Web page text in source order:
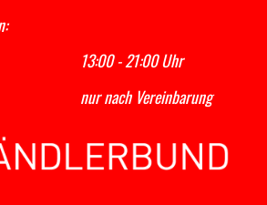
- 21:00 Uhr
nur nach Vereinbarung